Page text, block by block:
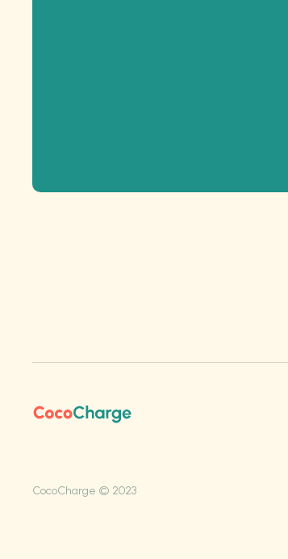
CocoCharge © 2023